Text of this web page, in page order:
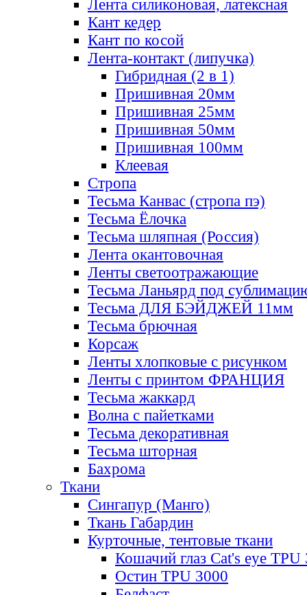
Лента силиконовая, латексная
Кант кедер
Кант по косой
Лента-контакт (липучка)
Гибридная (2 в 1)
Пришивная 20мм
Пришивная 25мм
Пришивная 50мм
Пришивная 100мм
Клеевая
Стропа
Тесьма Канвас (стропа пэ)
Тесьма Ёлочка
Тесьма шляпная (Россия)
Лента окантовочная
Ленты светоотражающие
Тесьма Ланьярд под
Тесьма ДЛЯ БЭЙДЖЕЙ 11мм
Тесьма брючная
Корсаж
Ленты хлопковые с рисунком
Ленты с принтом ФРАНЦИЯ
Тесьма жаккард
Волна с пайетками
Тесьма декоративная
Тесьма шторная
Бахрома
Ткани
Сингапур (Манго)
Ткань Габардин
Курточные, тентовые ткани
Кошачий глаз Cat's eye TPU
Остин TPU 3000